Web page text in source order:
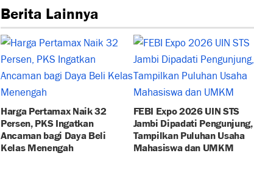
Berita Lainnya
Harga Pertamax Naik 32
Persen, PKS Ingatkan
Ancaman bagi Daya Beli
Kelas Menengah
FEBI Expo 2026 UIN STS
Jambi Dipadati Pengunjung,
Tampilkan Puluhan Usaha
Mahasiswa dan UMKM